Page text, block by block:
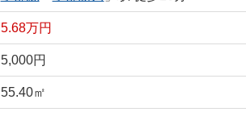
5.68万円
5,000円
55.40㎡